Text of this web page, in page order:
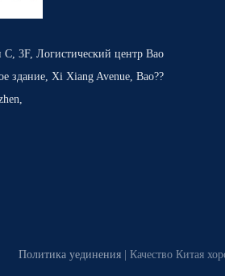
C, 3F, Логистический центр Bao
здание, Xi Xiang Avenue, Bao??
Политика уединения| Качество Китая